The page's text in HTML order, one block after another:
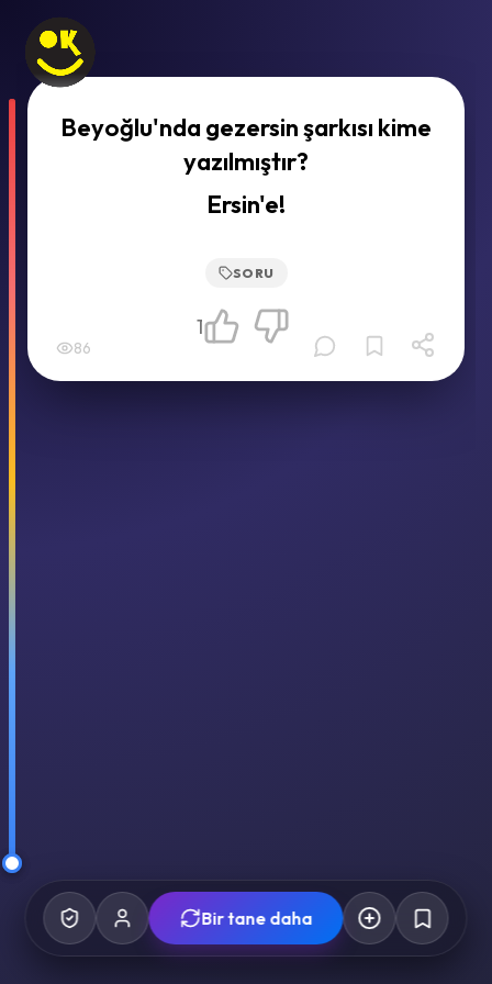
Beyoğlu'nda gezersin şarkısı kime
yazılmıştır?
Ersin'e!
SORU
86
1
Bir tane daha